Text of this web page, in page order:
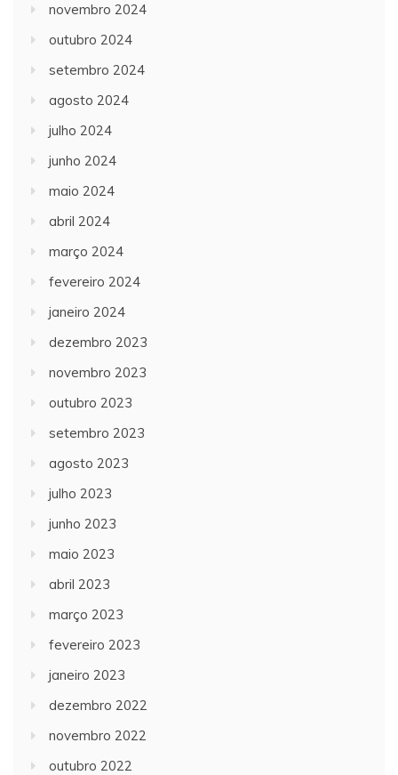
novembro 2024
outubro 2024
setembro 2024
agosto 2024
julho 2024
junho 2024
maio 2024
abril 2024
março 2024
fevereiro 2024
janeiro 2024
dezembro 2023
novembro 2023
outubro 2023
setembro 2023
agosto 2023
julho 2023
junho 2023
maio 2023
abril 2023
março 2023
fevereiro 2023
janeiro 2023
dezembro 2022
novembro 2022
outubro 2022